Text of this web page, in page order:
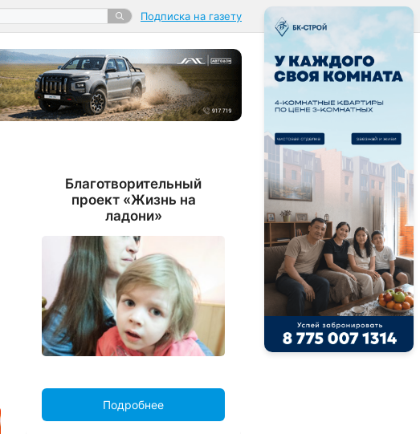
Подписка на газету
Благотворительный
проект «Жизнь на
ладони»
Подробнее